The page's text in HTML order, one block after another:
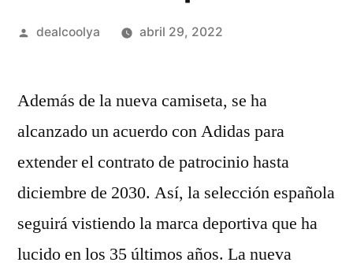
Publicado
dealcoolya abril 29, 2022
Además de la nueva camiseta, se ha
alcanzado un acuerdo con Adidas para
extender el contrato de patrocinio hasta
diciembre de 2030. Así, la selección española
seguirá vistiendo la marca deportiva que ha
lucido en los 35 últimos años. La nueva